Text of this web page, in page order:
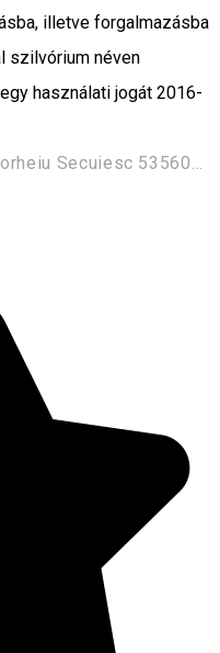
illetve forgalmazásba
szilvórium néven
használati jogát 2016-
Strada Nicolae Bălcescu 14, Odorheiu Secuiesc 535600, Romania